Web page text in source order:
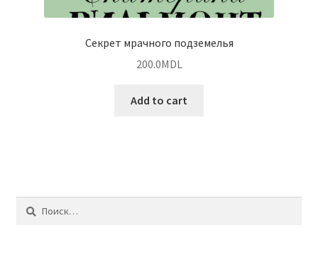
Секрет мрачного подземелья
200.0MDL
Add to cart
Найти: